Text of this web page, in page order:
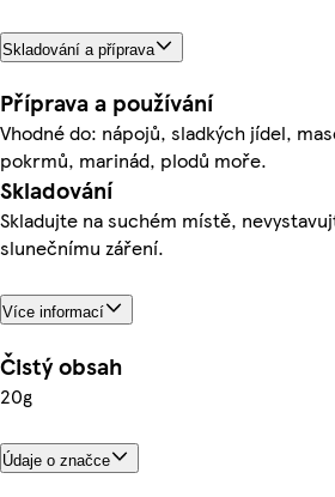
Skladování a příprava
Příprava a používání
Vhodné do: nápojů, sladkých jídel,
pokrmů, marinád, plodů moře.
Skladování
Skladujte na suchém místě,
slunečnímu záření.
Více informací
Čistý obsah
20g
Údaje o značce